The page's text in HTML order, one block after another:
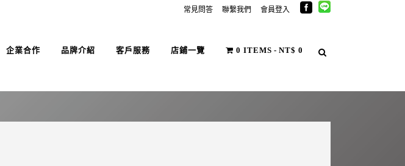
常見問答 聯繫我們 會員登入
企業合作 品牌介紹 客戶服務 店鋪一覽 0 ITEMS NT$ 0